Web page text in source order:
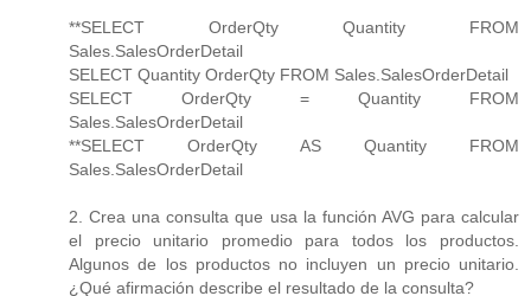
**SELECT OrderQty Quantity FROM
Sales.SalesOrderDetail
SELECT Quantity OrderQty FROM Sales.SalesOrderDetail
SELECT OrderQty = Quantity FROM
Sales.SalesOrderDetail
**SELECT OrderQty AS Quantity FROM
Sales.SalesOrderDetail
2. Crea una consulta que usa la función AVG para calcular
el precio unitario promedio para todos los productos.
Algunos de los productos no incluyen un precio unitario.
¿Qué afirmación describe el resultado de la consulta?